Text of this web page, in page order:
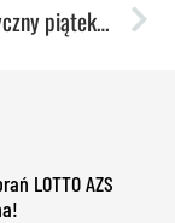
Lekkoatletyczny piątek akademików
LOTTO AZS